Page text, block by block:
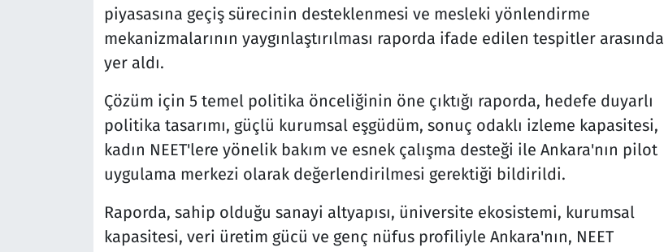
piyasasına geçiş sürecinin desteklenmesi ve mesleki yönlendirme
mekanizmalarının yaygınlaştırılması raporda ifade edilen tespitler arasında
yer aldı.
Çözüm için 5 temel politika önceliğinin öne çıktığı raporda, hedefe duyarlı
politika tasarımı, güçlü kurumsal eşgüdüm, sonuç odaklı izleme kapasitesi,
kadın NEET'lere yönelik bakım ve esnek çalışma desteği ile Ankara'nın pilot
uygulama merkezi olarak değerlendirilmesi gerektiği bildirildi.
Raporda, sahip olduğu sanayi altyapısı, üniversite ekosistemi, kurumsal
kapasitesi, veri üretim gücü ve genç nüfus profiliyle Ankara'nın, NEET